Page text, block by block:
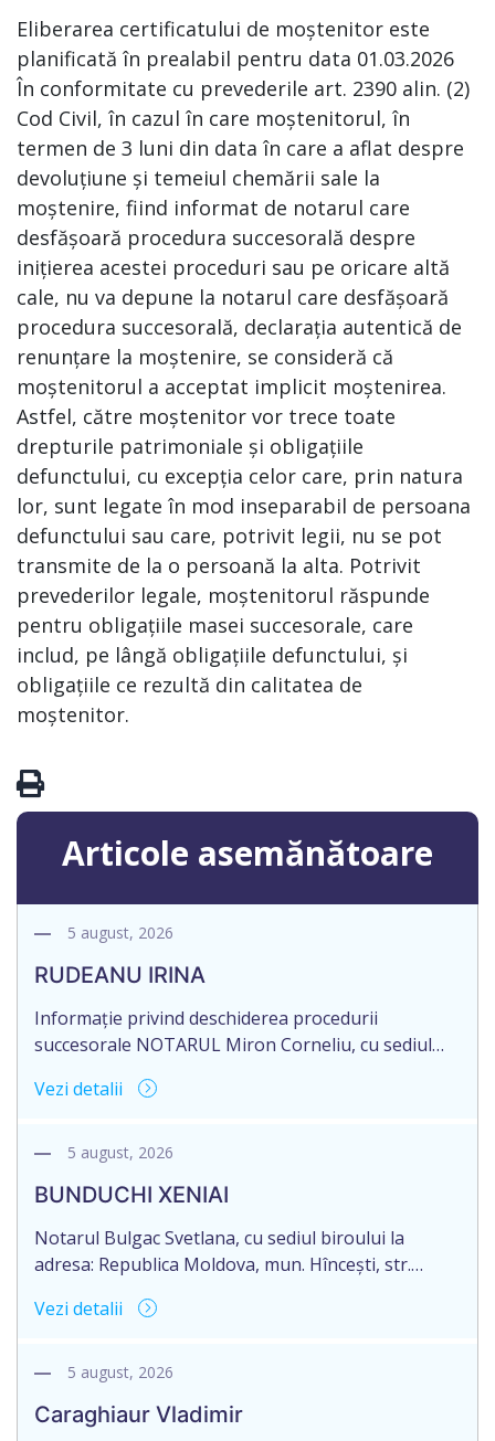
Eliberarea certificatului de moștenitor este
planificată în prealabil pentru data 01.03.2026
În conformitate cu prevederile art. 2390 alin. (2)
Cod Civil, în cazul în care moștenitorul, în
termen de 3 luni din data în care a aflat despre
devoluțiune și temeiul chemării sale la
moștenire, fiind informat de notarul care
desfășoară procedura succesorală despre
inițierea acestei proceduri sau pe oricare altă
cale, nu va depune la notarul care desfășoară
procedura succesorală, declarația autentică de
renunțare la moștenire, se consideră că
moștenitorul a acceptat implicit moștenirea.
Astfel, către moștenitor vor trece toate
drepturile patrimoniale și obligațiile
defunctului, cu excepția celor care, prin natura
lor, sunt legate în mod inseparabil de persoana
defunctului sau care, potrivit legii, nu se pot
transmite de la o persoană la alta. Potrivit
prevederilor legale, moștenitorul răspunde
pentru obligațiile masei succesorale, care
includ, pe lângă obligațiile defunctului, și
obligațiile ce rezultă din calitatea de
moștenitor.
Articole asemănătoare
5 august, 2026
RUDEANU IRINA
Informație privind deschiderea procedurii
succesorale NOTARUL Miron Corneliu, cu sediul
Testemițeanu, nr. 3/6, anunță despre deschiderea
– RUDEANU IRINA, născută la 30 martie 1939,
decedată la 09 decembrie 2021. Există testament.
Eliberarea certificatului de […]
Vezi detalii
5 august, 2026
BUNDUCHI XENIAI
Notarul Bulgac Svetlana, cu sediul biroului la
adresa: Republica Moldova, mun. Hîncești, str.
procedurii succesorale în urma decesului
la data de 14.01.2025, numărul de identificare
de moștenitor este planificată după expirarea
Vezi detalii
5 august, 2026
Caraghiaur Vladimir